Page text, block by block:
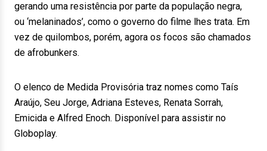
gerando uma resistência por parte da população negra,
ou ‘melaninados’, como o governo do filme lhes trata. Em
vez de quilombos, porém, agora os focos são chamados
de afrobunkers.
O elenco de Medida Provisória traz nomes como Taís
Araújo, Seu Jorge, Adriana Esteves, Renata Sorrah,
Emicida e Alfred Enoch. Disponível para assistir no
Globoplay.